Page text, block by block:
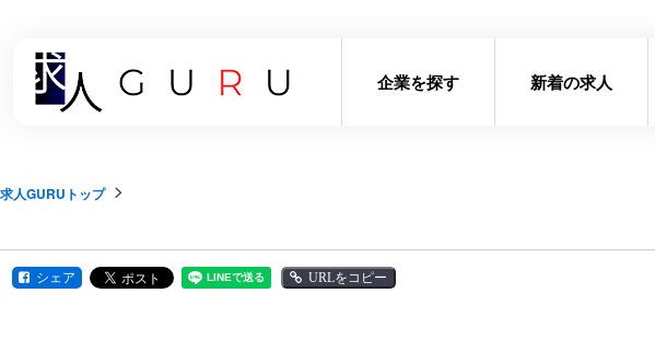
企業を探す 新着の求人
求人GURUトップ
シェア URLをコピー